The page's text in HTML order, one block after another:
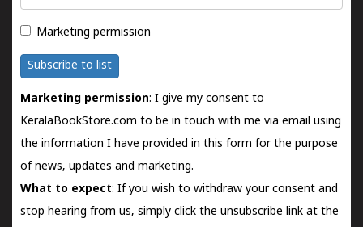
Marketing permission
Subscribe to list
Marketing permission: I give my consent to
KeralaBookStore.com to be in touch with me via email using
the information I have provided in this form for the purpose
of news, updates and marketing.
What to expect: If you wish to withdraw your consent and
stop hearing from us, simply click the unsubscribe link at the